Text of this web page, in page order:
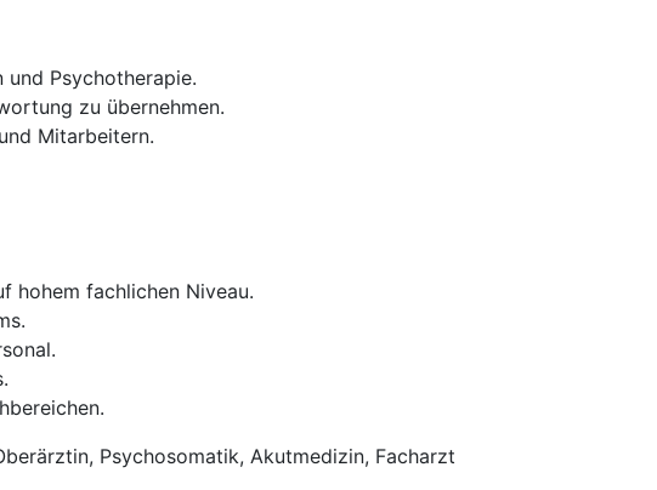
Psychotherapie.
zu übernehmen.
Mitarbeitern.
hohem fachlichen Niveau.
Psychosomatik, Akutmedizin, Facharzt